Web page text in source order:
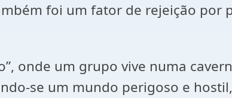
foi um fator de rejeição por
onde um grupo vive numa
se um mundo perigoso e